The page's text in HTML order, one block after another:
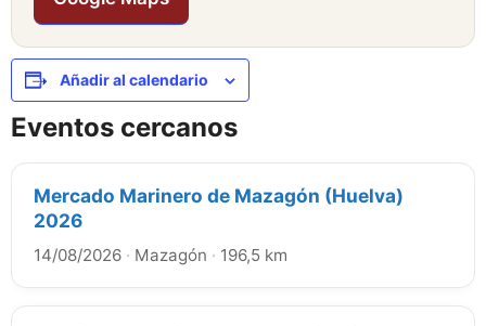
Añadir al calendario
Eventos cercanos
Mercado Marinero de Mazagón (Huelva)
2026
14/08/2026 · Mazagón · 196,5 km